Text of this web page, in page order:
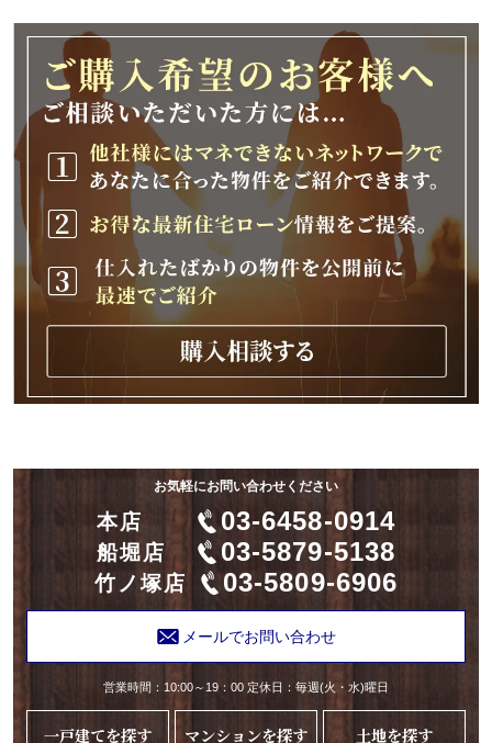
2026年1月9日(金)以降、順次対応させて頂きま
す。
ご不便をおかけいたしますが、何卒ご理解の程
よろしくお願いいたします。
お気軽にお問い合わせください
本店 03-6458-0914
船堀店 03-5879-5138
竹ノ塚店 03-5809-6906
メールでお問い合わせ
営業時間：10:00～19：00 定休日：毎週(火・水)曜日
一戸建てを探す マンションを探す 土地を探す